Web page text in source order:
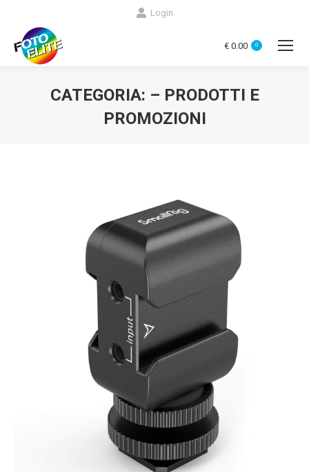
Login
€ 0.00 0
CATEGORIA: – PRODOTTI E
PROMOZIONI